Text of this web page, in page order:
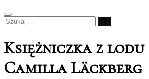
Szukaj
…
Księżniczka z lodu
Camilla Läckberg